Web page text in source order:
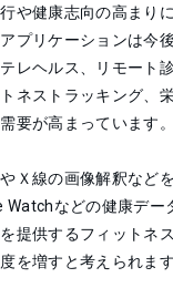
や健康志向の高まり
プリケーションは今
レヘルス、リモート
ネストラッキング、
要が高まっています。
Ｘ線の画像解釈など
Watchなどの健康デー
提供するフィットネ
を増すと考えられます